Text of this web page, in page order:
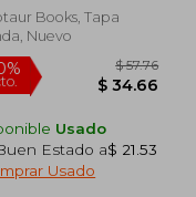
Books, Tapa
Nuevo
Usado
Estado a$ 21.53
Usado